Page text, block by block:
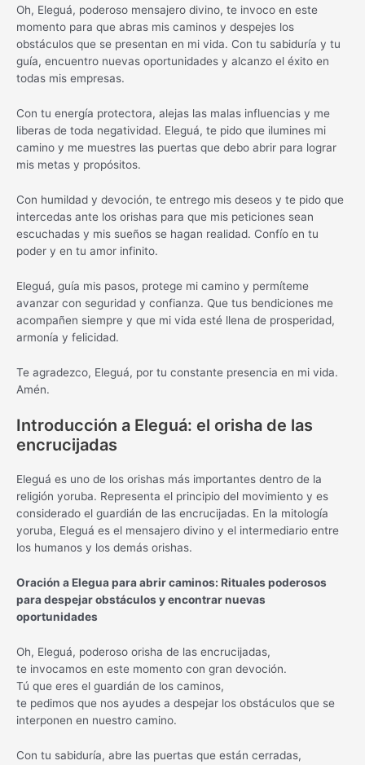
Oh, Eleguá, poderoso mensajero divino, te invoco en este
momento para que abras mis caminos y despejes los
obstáculos que se presentan en mi vida. Con tu sabiduría y tu
guía, encuentro nuevas oportunidades y alcanzo el éxito en
todas mis empresas.
Con tu energía protectora, alejas las malas influencias y me
liberas de toda negatividad. Eleguá, te pido que ilumines mi
camino y me muestres las puertas que debo abrir para lograr
mis metas y propósitos.
Con humildad y devoción, te entrego mis deseos y te pido que
intercedas ante los orishas para que mis peticiones sean
escuchadas y mis sueños se hagan realidad. Confío en tu
poder y en tu amor infinito.
Eleguá, guía mis pasos, protege mi camino y permíteme
avanzar con seguridad y confianza. Que tus bendiciones me
acompañen siempre y que mi vida esté llena de prosperidad,
armonía y felicidad.
Te agradezco, Eleguá, por tu constante presencia en mi vida.
Amén.
Introducción a Eleguá: el orisha de las
encrucijadas
Eleguá es uno de los orishas más importantes dentro de la
religión yoruba. Representa el principio del movimiento y es
considerado el guardián de las encrucijadas. En la mitología
yoruba, Eleguá es el mensajero divino y el intermediario entre
los humanos y los demás orishas.
Oración a Elegua para abrir caminos: Rituales poderosos
para despejar obstáculos y encontrar nuevas
oportunidades
Oh, Eleguá, poderoso orisha de las encrucijadas,
te invocamos en este momento con gran devoción.
Tú que eres el guardián de los caminos,
te pedimos que nos ayudes a despejar los obstáculos que se
interponen en nuestro camino.
Con tu sabiduría, abre las puertas que están cerradas,